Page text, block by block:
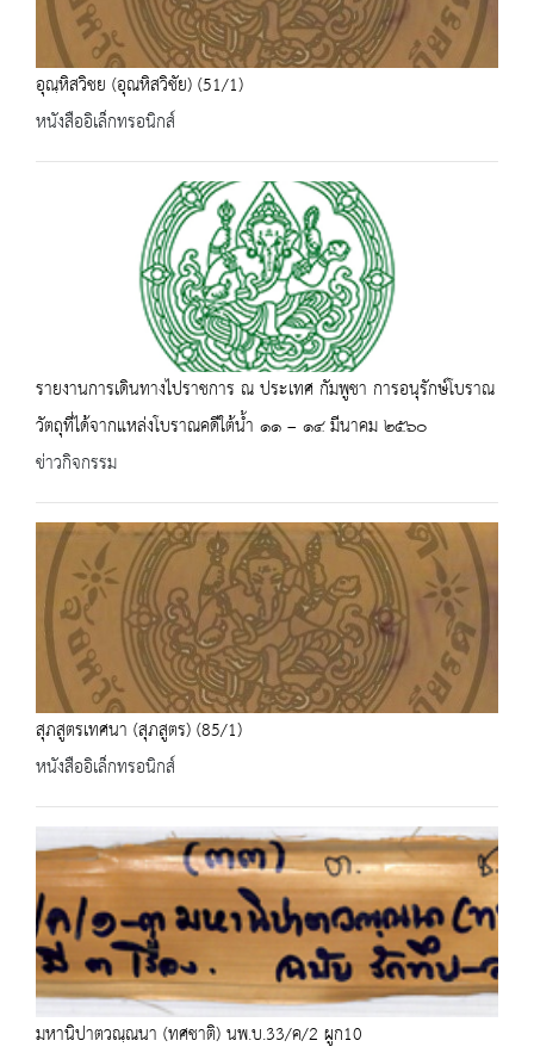
อุณฺหิสวิชย (อุณหิสวิชัย) (51/1)
หนังสืออิเล็กทรอนิกส์
รายงานการเดินทางไปราชการ ณ ประเทศ กัมพูชา การอนุรักษ์โบราณ
วัตถุที่ได้จากแหล่งโบราณคดีใต้น้ำ ๑๑ – ๑๔ มีนาคม ๒๕๖๐
ข่าวกิจกรรม
สุภสูตรเทศนา (สุภสูตร) (85/1)
หนังสืออิเล็กทรอนิกส์
มหานิปาตวณฺณนา (ทศชาติ) นพ.บ.33/ค/2 ผูก10